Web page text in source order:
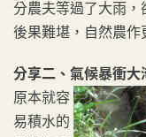
分農夫等過了大雨，
後果難堪，自然農作
分享二、氣候暴衝大
原本就容
易積水的